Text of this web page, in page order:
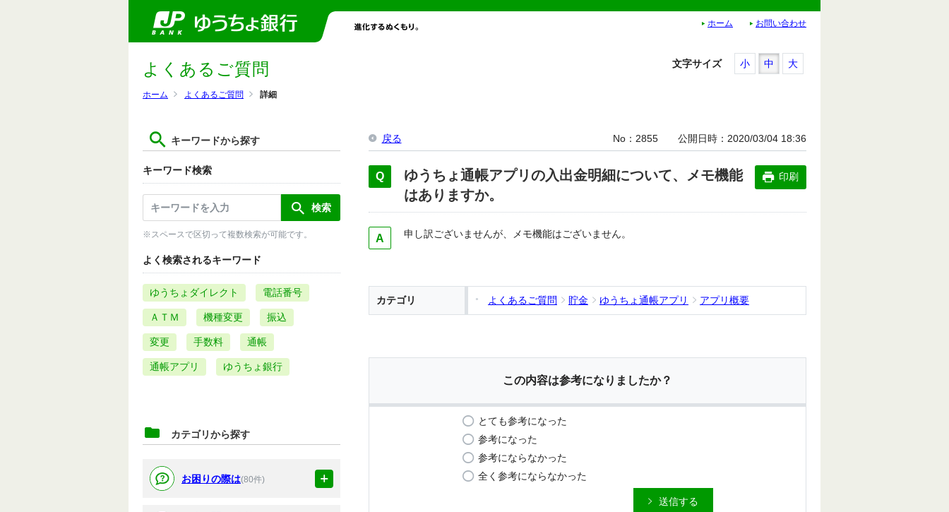
ホーム お問い合わせ
ホーム よくあるご質問 詳細
よくあるご質問
キーワードから探す
キーワード検索
※スペースで区切って複数検索が可能です。
よく検索されるキーワード
ゆうちょダイレクト 電話番号
ＡＴＭ 機種変更 振込
変更 手数料 通帳
通帳アプリ ゆうちょ銀行
カテゴリから探す
お困りの際は(80件)
文字サイズ 小 中 大
戻る No 2855 公開日時 2020/03/04 18:36
ゆうちょ通帳アプリの入出金明細について、メモ機能
はありますか。
印刷
申し訳ございませんが、メモ機能はございません。
カテゴリ よくあるご質問 貯金 ゆうちょ通帳アプリ アプリ概要
この内容は参考になりましたか？
とても参考になった
参考になった
参考にならなかった
全く参考にならなかった
送信する